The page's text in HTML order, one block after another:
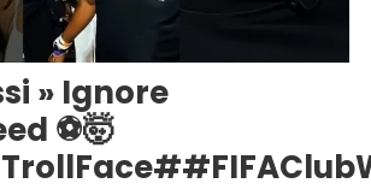
» Ignore
⚽🤯